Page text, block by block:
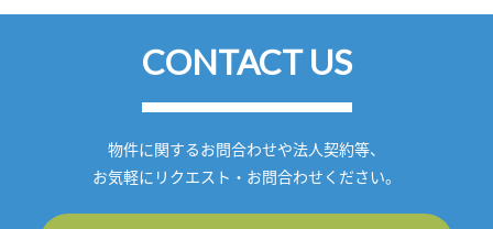
CONTACT US
物件に関するお問合わせや法人契約等、
お気軽にリクエスト・お問合わせください。